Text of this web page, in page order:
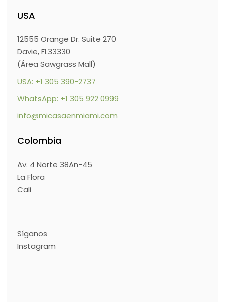
USA
12555 Orange Dr. Suite 270
Davie, FL33330
(Área Sawgrass Mall)
USA: +1 305 390-2737
WhatsApp: +1 305 922 0999
info@micasaenmiami.com
Colombia
Av. 4 Norte 38An-45
La Flora
Cali
Síganos
Instagram